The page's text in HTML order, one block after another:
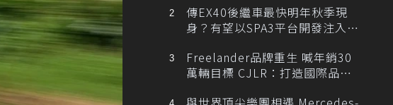
傳EX40後繼車最快明年秋季現
身？有望以SPA3平台開發注入80
Freelander品牌重生 喊年銷30
萬輛目標 CJLR：打造國際品牌